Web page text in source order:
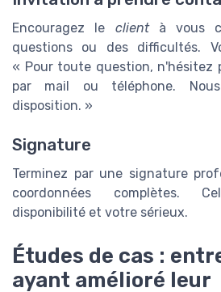
Encouragez le clientà vous
questions ou des difficultés.
« Pour toute question, n'hésitez
par mail ou téléphone.
disposition. »
Signature
Terminez par une signature
coordonnées complètes.
disponibilité et votre sérieux.
Études de cas :
ayant amélioré leur